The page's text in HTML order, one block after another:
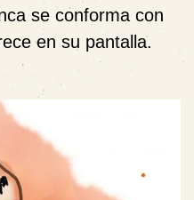
se conforma con
en su pantalla.